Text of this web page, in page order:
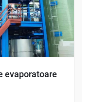
evaporatoare